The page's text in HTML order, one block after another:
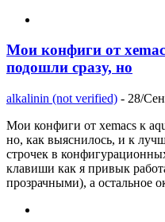
Мои конфиги от
подошли сразу, но
alkalinin (not verified) - 28/
Мои конфиги от xemacs к
но, как выяснилось, и к
строчек в
клавиши как я привык
прозрачными), а остальное